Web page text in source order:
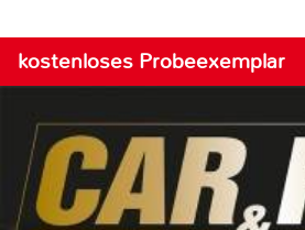
kostenloses Probeexemplar